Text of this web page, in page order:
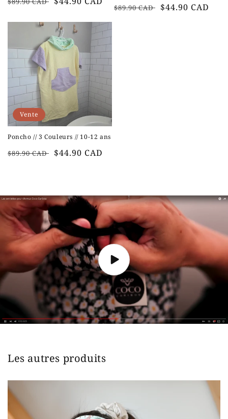
Prix
$89.90 CAD
Prix
$44.90 CAD
Vente
Poncho // 3 Couleurs // 10-12 ans
Prix
$89.90 CAD
Prix
$44.90 CAD
Les autres produits